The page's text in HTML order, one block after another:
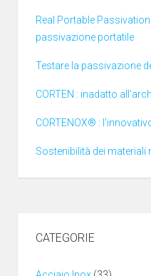
Real Portable
passivazione portatile
Testare la passivazione
CORTEN : inadatto
CORTENOX® :
Sostenibilità dei materiali
CATEGORIE